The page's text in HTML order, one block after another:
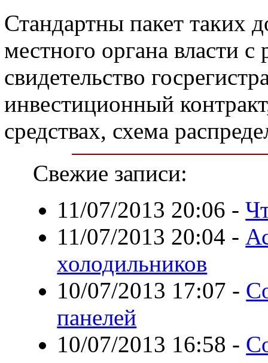
Стандартны пакет таких
местного органа власти
свидетельство
инвестиционный
средствах, схема
Свежие записи:
11/07/2013 20:06 -
11/07/2013 20:04 -
холодильников
10/07/2013 17:07 -
панелей
10/07/2013 16:58 -